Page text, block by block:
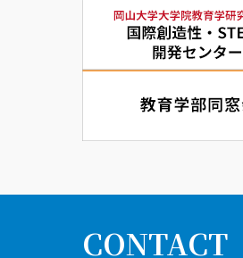
CONTACT